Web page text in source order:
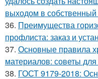
выходом в
36. Преимущества
профлиста: заказ и
37. Основные правила
материалов: советы
38. ГОСТ 9179-2018: